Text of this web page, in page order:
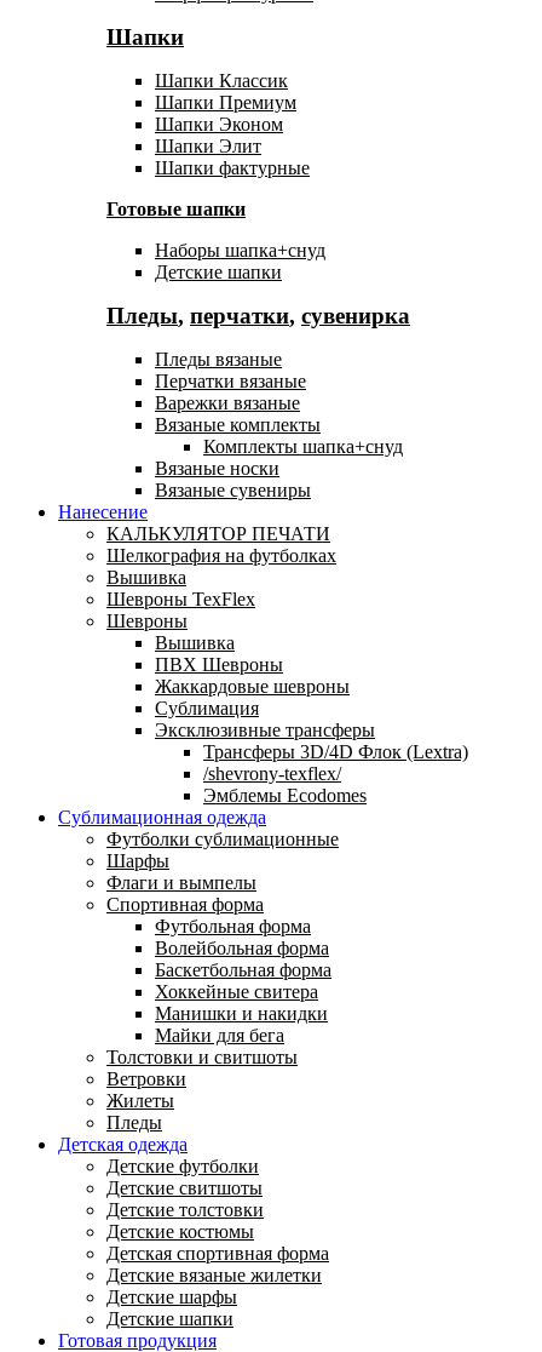
Шапки
Шапки Классик
Шапки Премиум
Шапки Эконом
Шапки Элит
Шапки фактурные
Готовые шапки
Наборы шапка+снуд
Детские шапки
Пледы, перчатки, сувенирка
Пледы вязаные
Перчатки вязаные
Варежки вязаные
Вязаные комплекты
Комплекты шапка+снуд
Вязаные носки
Вязаные сувениры
Нанесение
КАЛЬКУЛЯТОР ПЕЧАТИ
Шелкография на футболках
Вышивка
Шевроны TexFlex
Шевроны
Вышивка
ПВХ Шевроны
Жаккардовые шевроны
Сублимация
Эксклюзивные трансферы
Трансферы 3D/4D Флок (Lextra)
/shevrony-texflex/
Эмблемы Ecodomes
Сублимационная одежда
Футболки сублимационные
Шарфы
Флаги и вымпелы
Спортивная форма
Футбольная форма
Волейбольная форма
Баскетбольная форма
Хоккейные свитера
Манишки и накидки
Майки для бега
Толстовки и свитшоты
Ветровки
Жилеты
Пледы
Детская одежда
Детские футболки
Детские свитшоты
Детские толстовки
Детские костюмы
Детская спортивная форма
Детские вязаные жилетки
Детские шарфы
Детские шапки
Готовая продукция